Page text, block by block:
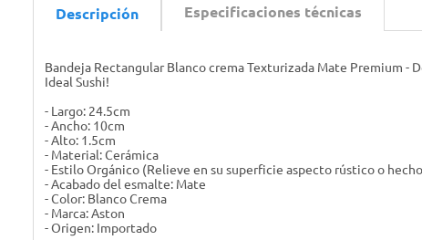
Descripción Especificaciones técnicas
Bandeja Rectangular Blanco crema Texturizada Mate Premium -
Ideal Sushi!
- Largo: 24.5cm
- Ancho: 10cm
- Alto: 1.5cm
- Material: Cerámica
- Estilo Orgánico (Relieve en su superficie aspecto rústico o
- Acabado del esmalte: Mate
- Color: Blanco Crema
- Marca: Aston
- Origen: Importado